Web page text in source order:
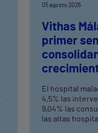
05 agosto 2026
Vithas
primer
consultas
altas
El hospital
4,5% las
9,04% las
las altas